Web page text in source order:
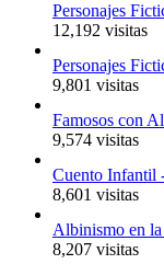
Personajes
12,192 visitas
Personajes
9,801 visitas
Famosos con
9,574 visitas
Cuento Infantil
8,601 visitas
Albinismo en
8,207 visitas